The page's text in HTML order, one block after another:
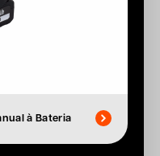
à Bateria